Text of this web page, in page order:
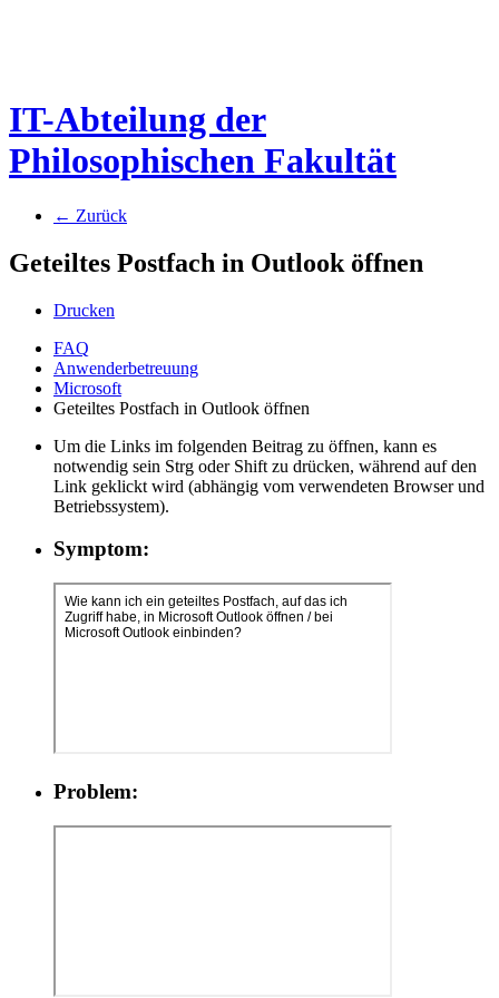
IT-Abteilung der
Philosophischen Fakultät
← Zurück
Geteiltes Postfach in Outlook öffnen
Drucken
FAQ
Anwenderbetreuung
Microsoft
Geteiltes Postfach in Outlook öffnen
Um die Links im folgenden Beitrag zu öffnen, kann es
notwendig sein Strg oder Shift zu drücken, während auf den
Link geklickt wird (abhängig vom verwendeten Browser und
Betriebssystem).
Symptom:
Problem: